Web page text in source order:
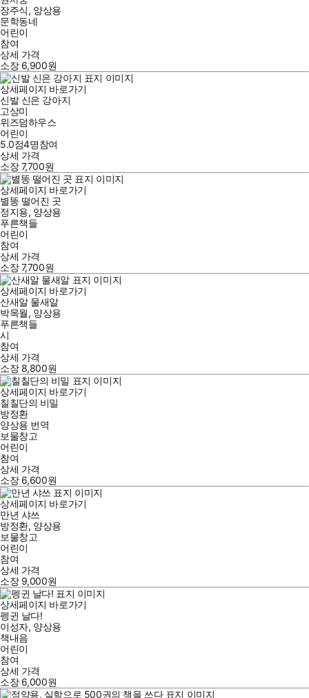
장주식, 양상용
문학동네
어린이
참여
상세 가격
소장 6,900원
상세페이지 바로가기
신발 신은 강아지
고상미
위즈덤하우스
어린이
5.0점4명참여
상세 가격
소장7,700원
상세페이지 바로가기
별똥 떨어진 곳
정지용, 양상용
푸른책들
어린이
참여
상세 가격
소장7,700원
상세페이지 바로가기
산새알 물새알
박목월, 양상용
푸른책들
시
참여
상세 가격
소장 8,800원
상세페이지 바로가기
칠칠단의 비밀
방정환
양상용 번역
보물창고
어린이
참여
상세 가격
소장 6,600원
상세페이지 바로가기
만년 샤쓰
방정환, 양상용
보물창고
어린이
참여
상세 가격
소장 9,000원
상세페이지 바로가기
펭귄 날다!
이성자, 양상용
책내음
어린이
참여
상세 가격
소장 6,000원